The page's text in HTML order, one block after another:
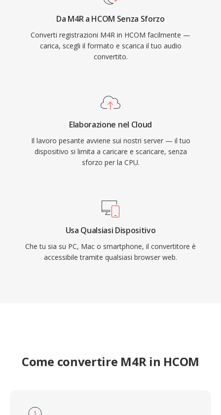
Da M4R a HCOM Senza Sforzo
Converti registrazioni M4R in HCOM facilmente —
carica, scegli il formato e scarica il tuo audio
convertito.
Elaborazione nel Cloud
Il lavoro pesante avviene sui nostri server — il tuo
dispositivo si limita a caricare e scaricare, senza
sforzo per la CPU.
Usa Qualsiasi Dispositivo
Che tu sia su PC, Mac o smartphone, il convertitore è
accessibile tramite qualsiasi browser web.
Come convertire M4R in HCOM